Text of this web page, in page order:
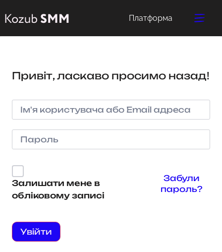
Платформа
Привіт, ласкаво просимо назад!
Залишати мене в
обліковому записі
Забули
пароль?
Увійти